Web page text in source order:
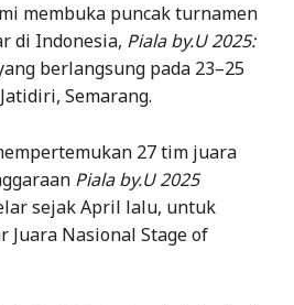
membuka puncak turnamen
di Indonesia, Piala by.U 2025:
berlangsung pada 23–25
Semarang.
27 tim juara
Piala by.U 2025
sejak April lalu, untuk
Juara Nasional Stage of